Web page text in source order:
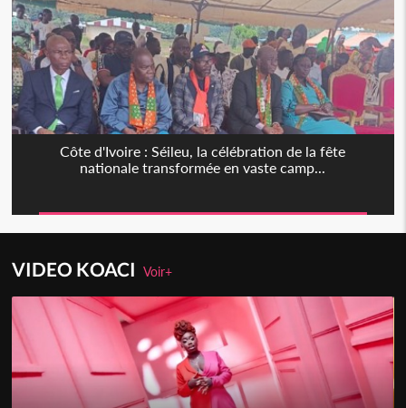
Côte d'Ivoire : Séileu, la célébration de la fête
nationale transformée en vaste camp...
VIDEO KOACIVoir+